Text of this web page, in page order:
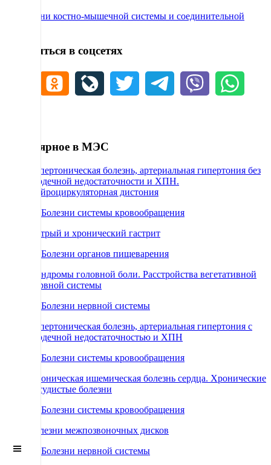
Canvas
78 Болезни костно-мышечной системы и соединительной
Поделиться в соцсетях
Популярное в МЭС
Гипертоническая болезнь, артериальная гипертония без
сердечной недостаточности и ХПН.
Нейроциркуляторная дистония
69 Болезни системы кровообращения
Острый и хронический гастрит
71 Болезни органов пищеварения
Синдромы головной боли. Расстройства вегетативной
нервной системы
66 Болезни нервной системы
Гипертоническая болезнь, артериальная гипертония с
сердечной недостаточностью и ХПН
69 Болезни системы кровообращения
Хроническая ишемическая болезнь сердца. Хронические
сосудистые болезни
69 Болезни системы кровообращения
Болезни межпозвоночных дисков
66 Болезни нервной системы